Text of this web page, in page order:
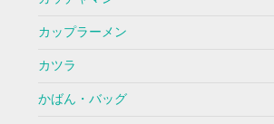
カップラーメン
カツラ
かばん・バッグ